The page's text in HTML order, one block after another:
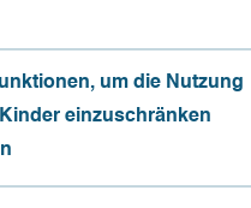
um die Nutzung
einzuschränken